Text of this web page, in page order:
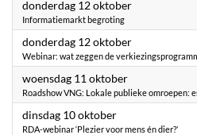
donderdag 12 oktober2023
Informatiemarkt begroting
donderdag 12 oktober2023
Webinar: wat zeggen de
woensdag 11 oktober2023
Roadshow VNG: Lokale publieke omroepen:
dinsdag 10 oktober2023
RDA-webinar ‘Plezier voor mens én dier?’